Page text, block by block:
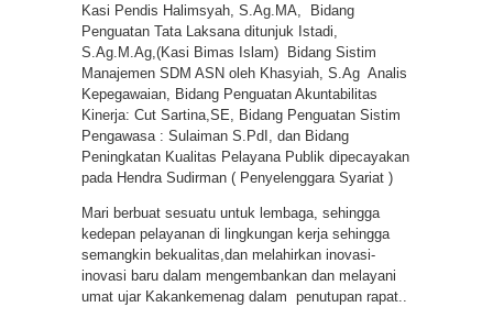
Kasi Pendis Halimsyah, S.Ag.MA, Bidang
Penguatan Tata Laksana ditunjuk Istadi,
S.Ag.M.Ag,(Kasi Bimas Islam) Bidang Sistim
Manajemen SDM ASN oleh Khasyiah, S.Ag Analis
Kepegawaian, Bidang Penguatan Akuntabilitas
Kinerja: Cut Sartina,SE, Bidang Penguatan Sistim
Pengawasa : Sulaiman S.PdI, dan Bidang
Peningkatan Kualitas Pelayana Publik dipecayakan
pada Hendra Sudirman ( Penyelenggara Syariat )
Mari berbuat sesuatu untuk lembaga, sehingga
kedepan pelayanan di lingkungan kerja sehingga
semangkin bekualitas,dan melahirkan inovasi-
inovasi baru dalam mengembankan dan melayani
umat ujar Kakankemenag dalam penutupan rapat..